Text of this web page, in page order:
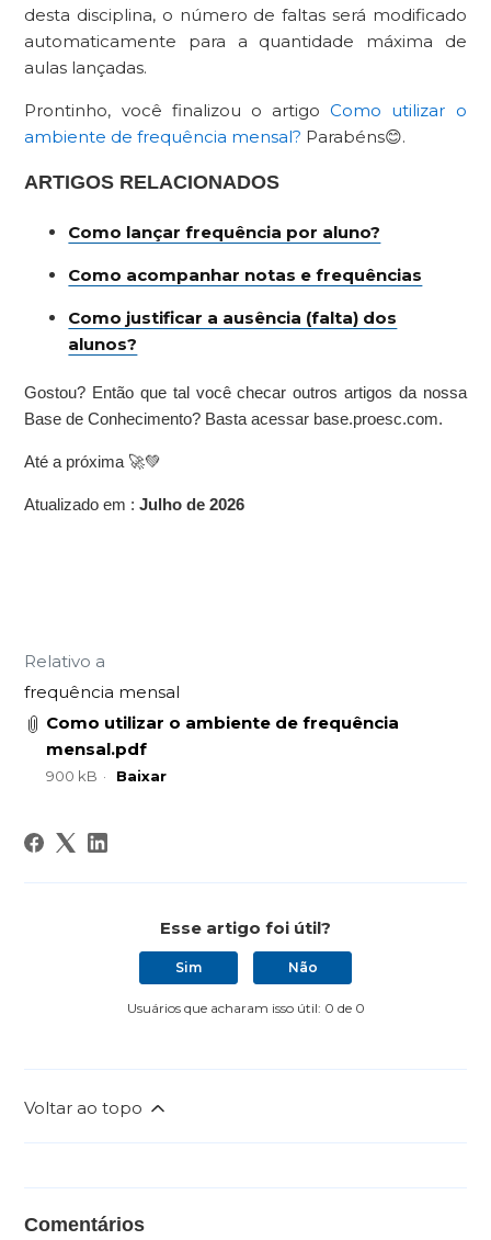
desta disciplina, o número de faltas será modificado
automaticamente para a quantidade máxima de
aulas lançadas.
Prontinho, você finalizou o artigoComo utilizar o
ambiente de frequência mensal? Parabéns😊.
ARTIGOS RELACIONADOS
Como lançar frequência por aluno?
Como acompanhar notas e frequências
Como justificar a ausência (falta) dos
alunos?
Gostou? Então que tal você checar outros artigos da nossa
Base de Conhecimento? Basta acessar base.proesc.com.
Até a próxima 🚀💚
Atualizado em :Julho de 2026
Relativo a
frequência mensal
Como utilizar o ambiente de frequência
mensal.pdf
900 kB Baixar
Esse artigo foi útil?
Sim Não
Usuários que acharam isso útil: 0 de 0
Voltar ao topo
Comentários